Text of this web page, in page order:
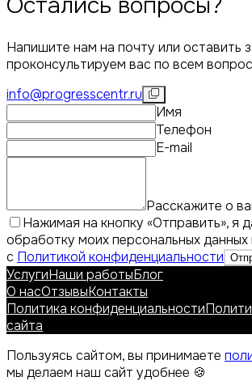
Напишите нам на почту или оставить
проконсультируем вас по всем
info@progresscentr.ru
Имя
Телефон
E-mail
Расскажите о
Нажимая на кнопку «Отправить», я
обработку моих персональных данных
с Политикой конфиденциальности
УслугиНаши работыБлог
О насОтзывыКонтакты
Политика конфиденциальности
сайта
Пользуясь сайтом, вы принимаете
мы делаем наш сайт удобнее 🍪